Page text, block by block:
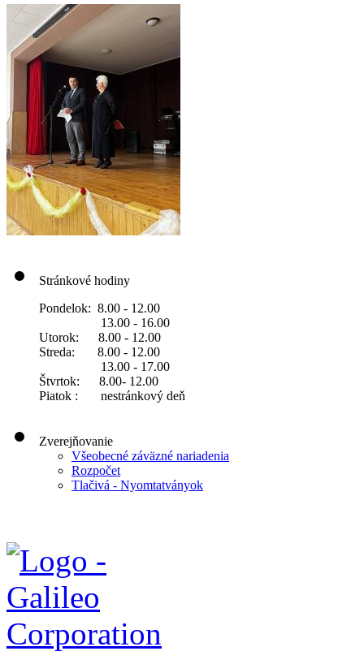
Stránkové hodiny
Pondelok: 8.00 - 12.00
13.00 - 16.00
Utorok: 8.00 - 12.00
Streda: 8.00 - 12.00
13.00 - 17.00
Štvrtok: 8.00- 12.00
Piatok : nestránkový deň
Zverejňovanie
Všeobecné záväzné nariadenia
Rozpočet
Tlačivá - Nyomtatványok